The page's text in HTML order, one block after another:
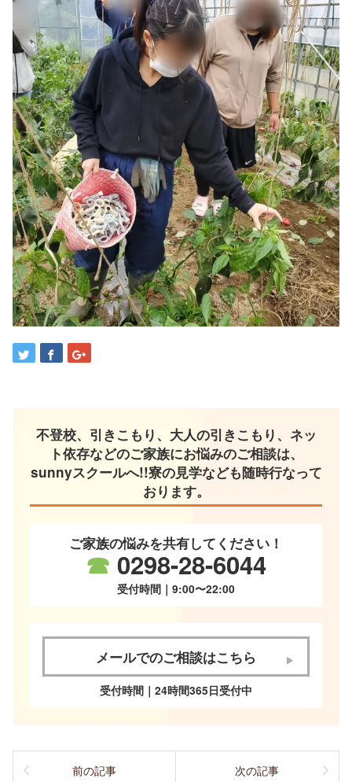
不登校、引きこもり、大人の引きこもり、ネッ
ト依存などのご家族にお悩みのご相談は、
sunnyスクールへ!!寮の見学なども随時行なって
おります。
ご家族の悩みを共有してください！
☎ 0298-28-6044
受付時間｜9:00〜22:00
メールでのご相談はこちら
受付時間｜24時間365日受付中
前の記事 次の記事